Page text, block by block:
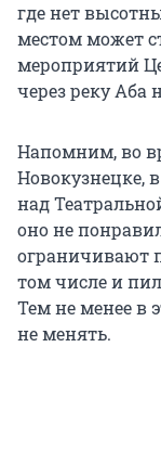
где нет
местом может
мероприятий
через реку Аба
Напомним, во
Новокузнецке,
над
оно не
ограничивают
том числе и
Тем не менее в
не менять.